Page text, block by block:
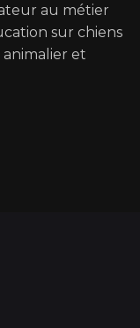
au métier
sur chiens
animalier et